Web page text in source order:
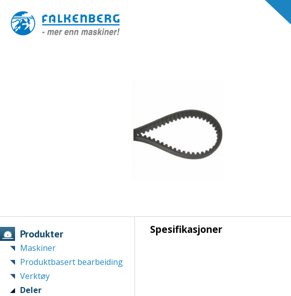
Produkter
Maskiner
Produktbasert bearbeiding
Verktøy
Deler
Spesifikasjoner